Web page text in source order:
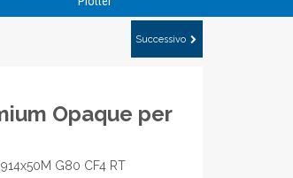
Successivo
Opaque per
G80 CF4 RT